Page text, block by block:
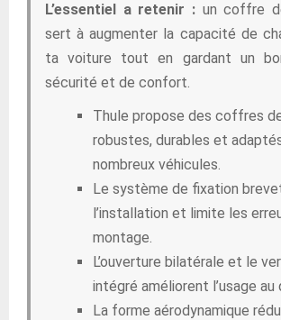
L’essentiel a retenir :un coffre
sert à augmenter la capacité de
ta voiture tout en gardant un
sécurité et de confort.
Thule propose des coffres
robustes, durables et
nombreux véhicules.
Le système de fixation
l’installation et limite les
montage.
L’ouverture bilatérale et le
intégré améliorent l’usage au
La forme aérodynamique